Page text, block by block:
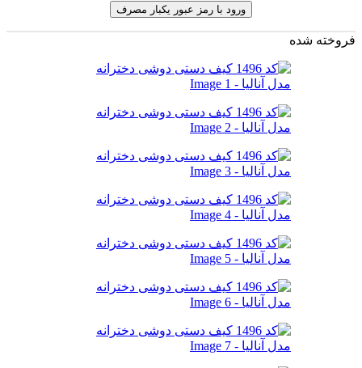
ورود با رمز عبور یکبار مصرف
فروخته شده